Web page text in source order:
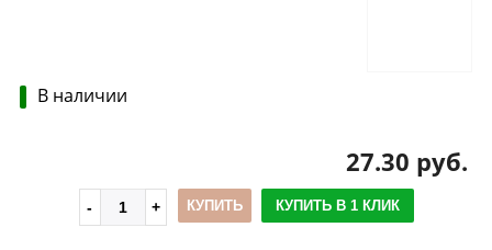
В наличии
27.30 руб.
КУПИТЬ КУПИТЬ В 1 КЛИК